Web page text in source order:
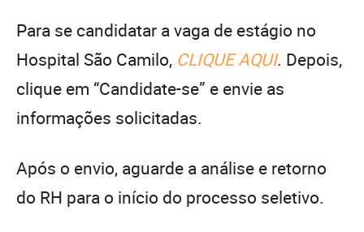
Para se candidatar a vaga de estágio no
Hospital São Camilo, CLIQUE AQUI. Depois,
clique em “Candidate-se” e envie as
informações solicitadas.
Após o envio, aguarde a análise e retorno
do RH para o início do processo seletivo.